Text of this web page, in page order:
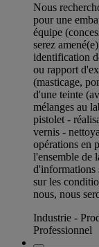
Nous
pour une
équipe
serez
identification
ou rapport
(masticage,
d'une teinte
mélanges au
pistolet -
vernis -
opérations en
l'ensemble de
d'informations
sur les
nous, nous
Industrie -
Professionnel